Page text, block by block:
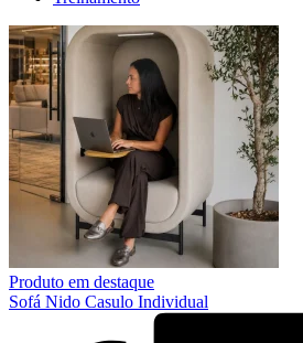
Produto em destaque
Sofá Nido Casulo Individual